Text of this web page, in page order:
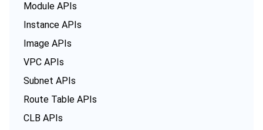
Module APIs
Instance APIs
Image APIs
VPC APIs
Subnet APIs
Route Table APIs
CLB APIs